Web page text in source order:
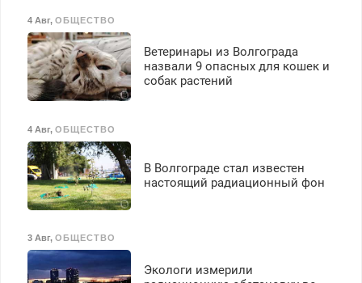
4 Авг, ОБЩЕСТВО
Ветеринары из Волгограда
назвали 9 опасных для кошек и
собак растений
4 Авг, ОБЩЕСТВО
В Волгограде стал известен
настоящий радиационный фон
3 Авг, ОБЩЕСТВО
Экологи измерили